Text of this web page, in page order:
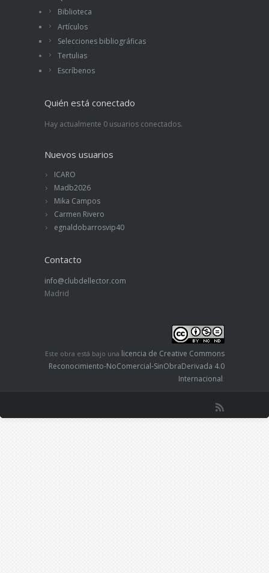
Biblioteca
Artículos
Selecciones bibliográficas
Tertulias
Escríbenos
Quién está conectado
Hay actualmente 0 usuarios conectados.
Nuevos usuarios
ICARO
Madb2026
Mika Campos
Carmen Rivero
egnaldobarrosvip40
Contacto
info@clubdellector.com
Madrid
Este obra está bajo una licencia de Creative Commons
Reconocimiento-NoComercial-SinObraDerivada 4.0
Internacional